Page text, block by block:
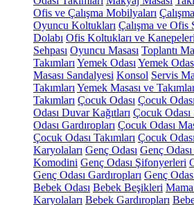
Ofis ve Çalışma Mobilyaları
Oyuncu Koltukları Çalışma ve Ofis
Dolabı Ofis Koltukları ve Kanepeleri
Sehpası Oyuncu Masası Toplantı
Takımları Yemek Odası Yemek
Masası Sandalyesi Konsol Servis
Takımları Yemek Masası ve
Takımları Çocuk Odası Çocuk
Odası Duvar Kağıtları Çocuk
Odası Gardıropları Çocuk Odası
Çocuk Odası Takımları Çocuk
Karyolaları Genç Odası Genç Odası
Komodini Genç Odası Şifonyerleri
Genç Odası Gardıropları Genç
Bebek Odası Bebek Beşikleri
Karyolaları Bebek Gardıropları